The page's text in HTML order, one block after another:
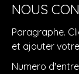
NOUS
Paragraphe.
et ajouter
Numero